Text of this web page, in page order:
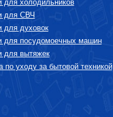
для холодильников
для СВЧ
для духовок
для посудомоечных машин
для вытяжек
по уходу за бытовой техникой